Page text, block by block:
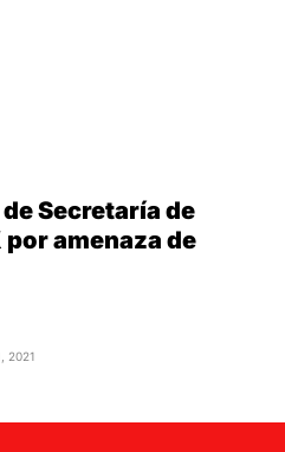
Secretaría de
por amenaza de
2021